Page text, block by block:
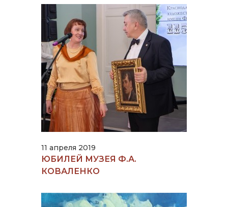
11 апреля 2019
ЮБИЛЕЙ МУЗЕЯ Ф.А.
КОВАЛЕНКО